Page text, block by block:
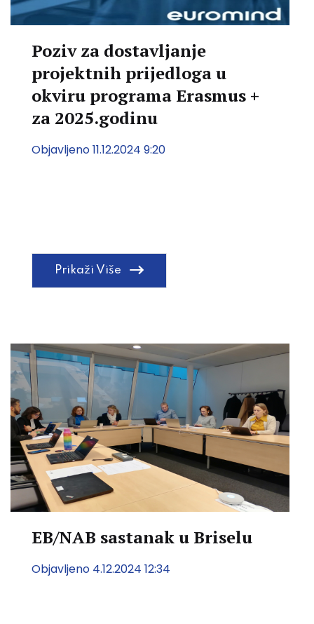
Poziv za dostavljanje
projektnih prijedloga u
okviru programa Erasmus +
za 2025.godinu
Objavljeno 11.12.2024 9:20
Prikaži Više
EB/NAB sastanak u Briselu
Objavljeno 4.12.2024 12:34